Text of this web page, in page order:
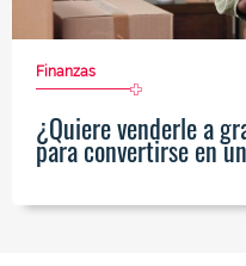
Finanzas
¿Quiere venderle a
para convertirse en